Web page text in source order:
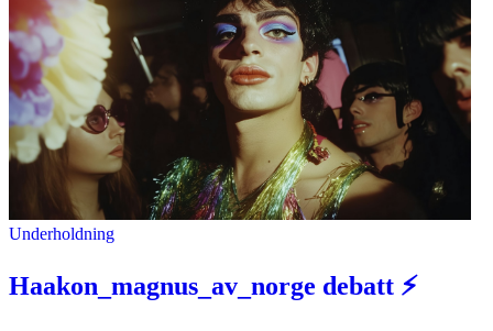
Underholdning
Haakon_magnus_av_norge debatt ⚡